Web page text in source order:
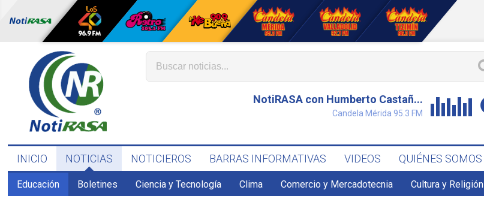
NotiRASA con Humberto Castañ...
Candela Mérida 95.3 FM
INICIO NOTICIAS NOTICIEROS BARRAS INFORMATIVAS VIDEOS QUIÉNES SOMOS
Educación Boletines Ciencia y Tecnología Clima Comercio y Mercadotecnia Cultura y Religión